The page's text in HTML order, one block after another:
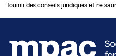
fournir des conseils juridiques et ne